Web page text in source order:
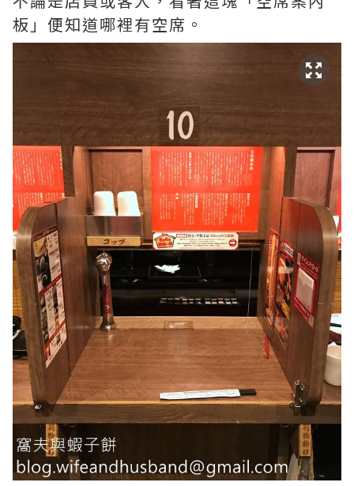
板」便知道哪裡有空席。